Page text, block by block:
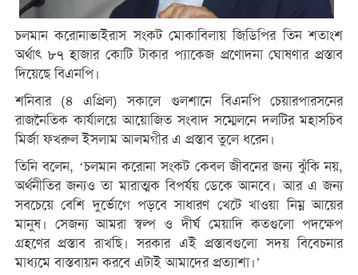
চলমান করোনাভাইরাস সংকট মোকাবিলায় জিডিপির তিন শতাংশ
অর্থাৎ ৮৭ হাজার কোটি টাকার প্যাকেজ প্রণোদনা ঘোষণার প্রস্তাব
দিয়েছে বিএনপি।
শনিবার (৪ এপ্রিল) সকালে গুলশানে বিএনপি চেয়ারপারসনের
রাজনৈতিক কার্যালয়ে আয়োজিত সংবাদ সম্মেলনে দলটির মহাসচিব
মির্জা ফখরুল ইসলাম আলমগীর এ প্রস্তাব তুলে ধরেন।
তিনি বলেন, ‘চলমান করোনা সংকট কেবল জীবনের জন্য ঝুঁকি নয়,
অর্থনীতির জন্যও তা মারাত্মক বিপর্যয় ডেকে আনবে। আর এ জন্য
সবচেয়ে বেশি দুর্ভোগে পড়বে সাধারণ খেটে খাওয়া নিম্ন আয়ের
মানুষ। সেজন্য আমরা স্বল্প ও দীর্ঘ মেয়াদি কতগুলো পদক্ষেপ
গ্রহণের প্রস্তাব রাখছি। সরকার এই প্রস্তাবগুলো সদয় বিবেচনার
মাধ্যমে বাস্তবায়ন করবে এটাই আমাদের প্রত্যাশা।’